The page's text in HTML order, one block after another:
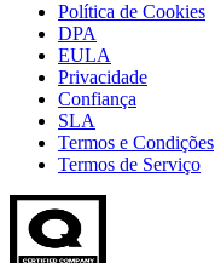
Política de Cookies
DPA
EULA
Privacidade
Confiança
SLA
Termos e Condições
Termos de Serviço